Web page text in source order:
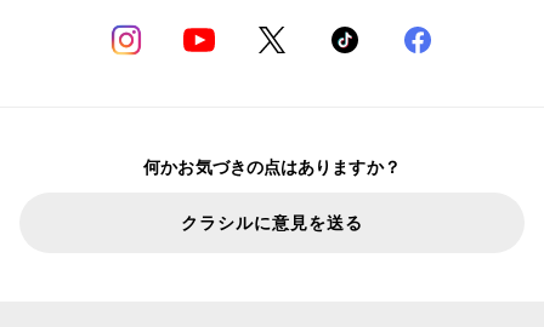
何かお気づきの点はありますか？
クラシルに意見を送る